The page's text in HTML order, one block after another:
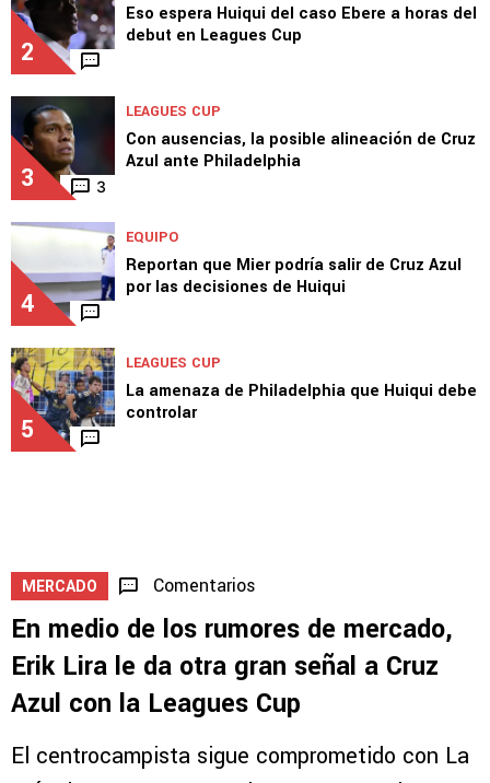
2
Eso espera Huiqui del caso Ebere a horas del
debut en Leagues Cup
3 3
LEAGUES CUP
Con ausencias, la posible alineación de Cruz
Azul ante Philadelphia
4
EQUIPO
Reportan que Mier podría salir de Cruz Azul
por las decisiones de Huiqui
5
LEAGUES CUP
La amenaza de Philadelphia que Huiqui debe
controlar
MERCADO Comentarios
En medio de los rumores de mercado,
Erik Lira le da otra gran señal a Cruz
Azul con la Leagues Cup
El centrocampista sigue comprometido con La